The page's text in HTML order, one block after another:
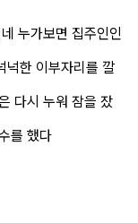
누가보면 집주인인
넉한 이부자리를 깔
다시 누워 잠을 잤
를 했다